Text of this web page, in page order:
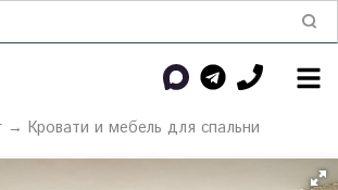
→ Кровати и мебель для спальни